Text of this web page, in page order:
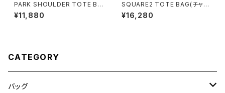
PARK SHOULDER TOTE BA
G (モカ/ベージュ)
¥11,880
SQUARE2 TOTE BAG(チャコ
ール/グレー）
¥16,280
CATEGORY
バッグ